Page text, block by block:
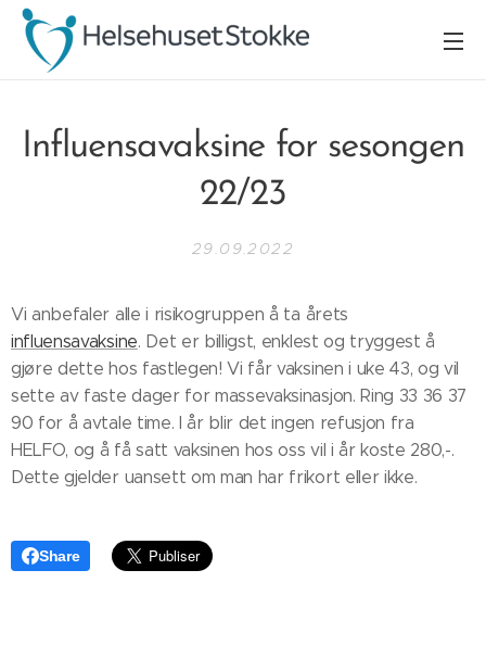
Influensavaksine for sesongen
22/23
29.09.2022
Vi anbefaler alle i risikogruppen å ta årets
influensavaksine. Det er billigst, enklest og tryggest å
gjøre dette hos fastlegen! Vi får vaksinen i uke 43, og vil
sette av faste dager for massevaksinasjon. Ring 33 36 37
90 for å avtale time. I år blir det ingen refusjon fra
HELFO, og å få satt vaksinen hos oss vil i år koste 280,-.
Dette gjelder uansett om man har frikort eller ikke.
Share